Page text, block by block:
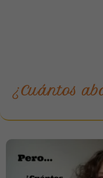
¿Cuántos